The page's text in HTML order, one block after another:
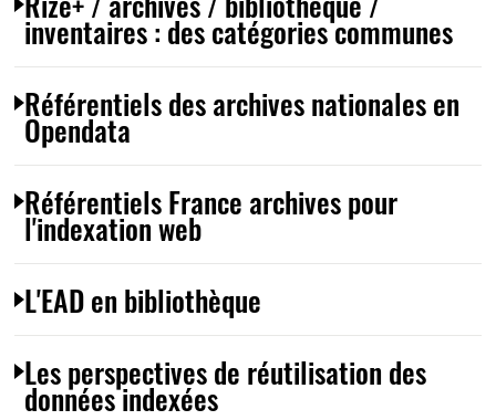
inventaires : des catégories communes
Référentiels des archives nationales en
Opendata
Référentiels France archives pour
l'indexation web
L'EAD en bibliothèque
Les perspectives de réutilisation des
données indexées